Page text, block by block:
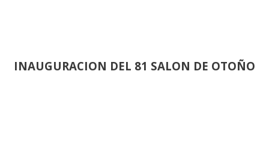
INAUGURACION DEL 81 SALON DE OTOÑO